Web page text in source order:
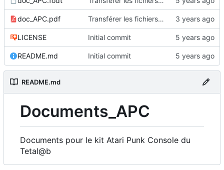
doc_APC.pdf Transférer les fichiers vers ''
LICENSE Initial commit
README.md Initial commit
README.md
Documents_APC
Documents pour le kit Atari Punk Console du
Tetal@b